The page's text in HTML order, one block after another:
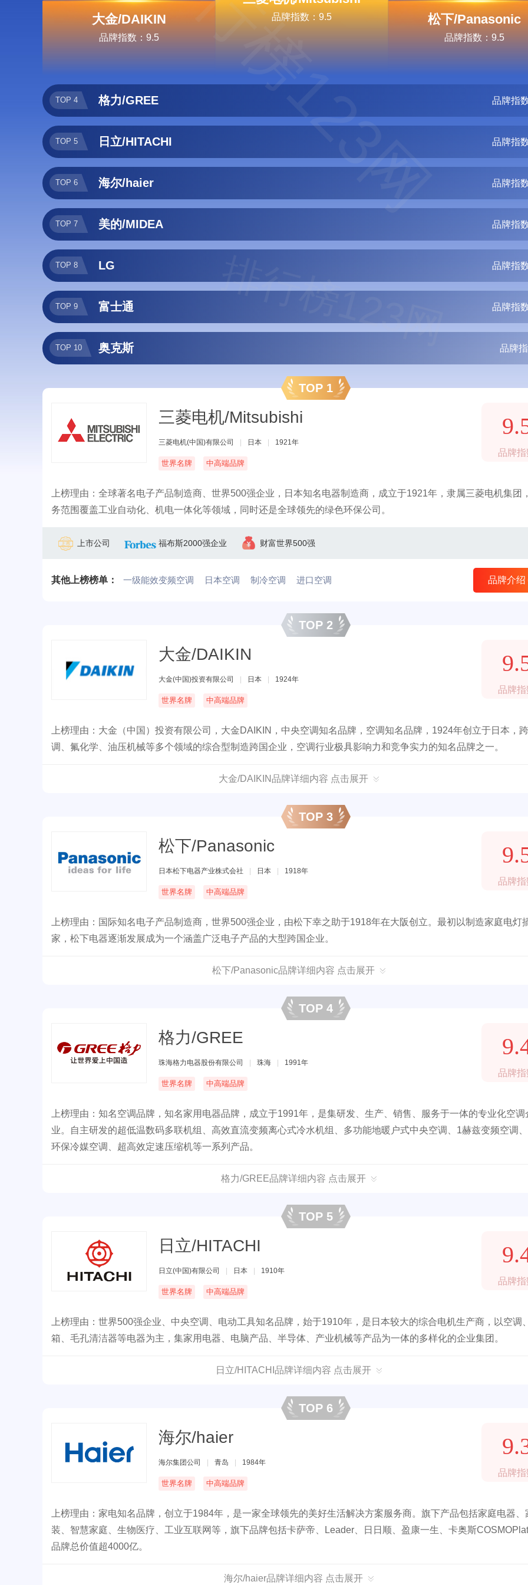
大金/DAIKIN
品牌指数：9.5
品牌指数：9.5 松下/Panasonic
品牌指数：9.5
TOP 4 格力/GREE 品牌指
TOP 5 日立/HITACHI 品牌指
TOP 6 海尔/haier 品牌指
TOP 7 美的/MIDEA 品牌指
TOP 8 LG 品牌指
TOP 9 富士通 品牌指
TOP 10 奥克斯 品牌
TOP 1
三菱电机/Mitsubishi
三菱电机(中国)有限公司 日本 1921年
世界名牌 中高端品牌
品牌指
上榜理由：全球著名电子产品制造商、世界500强企业，日本知名电器制造商，成立于1921年，隶属三菱电机集团
务范围覆盖工业自动化、机电一体化等领域，同时还是全球领先的绿色环保公司。
上市公司 福布斯2000强企业 财富世界500强
其他上榜榜单： 一级能效变频空调 日本空调 制冷空调 进口空调 品牌介绍
TOP 2
大金/DAIKIN
大金(中国)投资有限公司 日本 1924年
世界名牌 中高端品牌
品牌指
上榜理由：大金（中国）投资有限公司，大金DAIKIN，中央空调知名品牌，空调知名品牌，1924年创立于日本，
调、氟化学、油压机械等多个领域的综合型制造跨国企业，空调行业极具影响力和竞争实力的知名品牌之一。
大金/DAIKIN品牌详细内容 点击展开
TOP 3
松下/Panasonic
日本松下电器产业株式会社 日本 1918年
世界名牌 中高端品牌
品牌指
上榜理由：国际知名电子产品制造商，世界500强企业，由松下幸之助于1918年在大阪创立。最初以制造家庭电灯
家，松下电器逐渐发展成为一个涵盖广泛电子产品的大型跨国企业。
松下/Panasonic品牌详细内容 点击展开
TOP 4
格力/GREE
珠海格力电器股份有限公司 珠海 1991年
世界名牌 中高端品牌
品牌指
上榜理由：知名空调品牌，知名家用电器品牌，成立于1991年，是集研发、生产、销售、服务于一体的专业化空调
业。自主研发的超低温数码多联机组、高效直流变频离心式冷水机组、多功能地暖户式中央空调、1赫兹变频空调
环保冷媒空调、超高效定速压缩机等一系列产品。
格力/GREE品牌详细内容 点击展开
TOP 5
日立/HITACHI
日立(中国)有限公司 日本 1910年
世界名牌 中高端品牌
品牌指
上榜理由：世界500强企业、中央空调、电动工具知名品牌，始于1910年，是日本较大的综合电机生产商，以空调
箱、毛孔清洁器等电器为主，集家用电器、电脑产品、半导体、产业机械等产品为一体的多样化的企业集团。
日立/HITACHI品牌详细内容 点击展开
TOP 6
海尔/haier
海尔集团公司 青岛 1984年
世界名牌 中高端品牌
品牌指
上榜理由：家电知名品牌，创立于1984年，是一家全球领先的美好生活解决方案服务商。旗下产品包括家庭电器、
装、智慧家庭、生物医疗、工业互联网等，旗下品牌包括卡萨帝、Leader、日日顺、盈康一生、卡奥斯COSMOPlat
品牌总价值超4000亿。
海尔/haier品牌详细内容 点击展开
排行榜123网
排行榜123网